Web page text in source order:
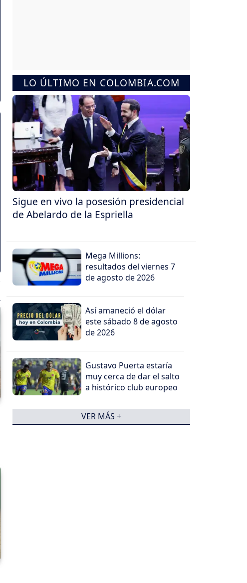
LO ÚLTIMO EN COLOMBIA.COM
Sigue en vivo la posesión presidencial
de Abelardo de la Espriella
Mega Millions:
resultados del viernes 7
de agosto de 2026
Así amaneció el dólar
este sábado 8 de agosto
de 2026
Gustavo Puerta estaría
muy cerca de dar el salto
a histórico club europeo
VER MÁS +